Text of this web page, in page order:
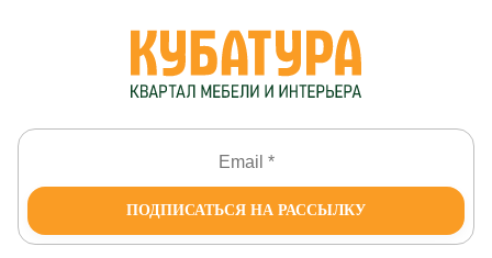
ПОДПИСАТЬСЯ НА РАССЫЛКУ